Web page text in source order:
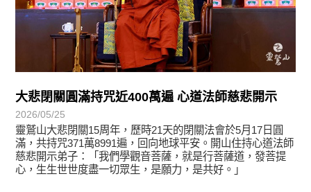
大悲閉關圓滿持咒近400萬遍 心道法師慈悲開示
2026/05/25
靈鷲山大悲閉關15周年，歷時21天的閉關法會於5月17日圓
滿，共持咒371萬8991遍，回向地球平安。開山住持心道法師
慈悲開示弟子：「我們學觀音菩薩，就是行菩薩道，發菩提
心，生生世世度盡一切眾生，是願力，是共好。」